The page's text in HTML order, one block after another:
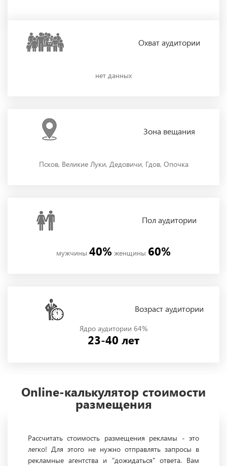
Охватаудитории
нет данных
Зона вещания
Псков, Великие Луки, Дедовичи, Гдов, Опочка
Полаудитории
мужчины 40% женщины 60%
Возраст аудитории
Ядро аудитории 64%
23-40 лет
Online-калькулятор стоимости
размещения
Рассчитать стоимость размещения рекламы - это
легко! Для этого не нужно отправлять запросы в
рекламные агентства и "дожидаться" ответа. Вам